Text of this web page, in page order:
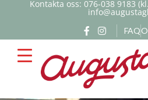
Kontakta oss: 076-038 9183
FAQ